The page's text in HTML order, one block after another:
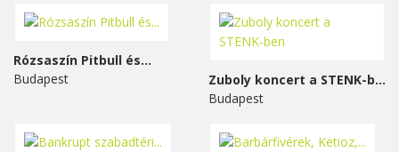
Rózsaszín Pitbull és...
Budapest
Zuboly koncert a STENK-ben
Budapest